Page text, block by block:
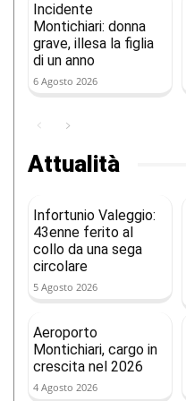
Incidente
Montichiari: donna
grave, illesa la figlia
di un anno
6 Agosto 2026
Attualità
Infortunio Valeggio:
43enne ferito al
collo da una sega
circolare
5 Agosto 2026
Aeroporto
Montichiari, cargo in
crescita nel 2026
4 Agosto 2026